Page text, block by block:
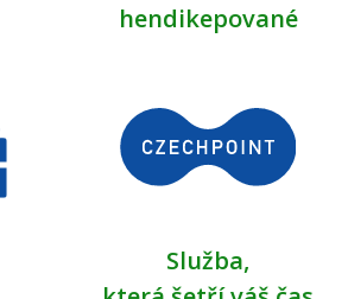
hendikepované
Služba,